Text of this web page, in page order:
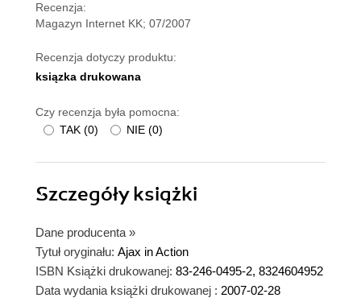
Recenzja:
Magazyn Internet KK; 07/2007
Recenzja dotyczy produktu:
ksiązka drukowana
Czy recenzja była pomocna:
TAK (0) NIE (0)
Szczegółyksiążki
Dane producenta »
Tytuł oryginału: Ajax in Action
ISBN Książki drukowanej: 83-246-0495-2, 8324604952
Data wydania książki drukowanej : 2007-02-28